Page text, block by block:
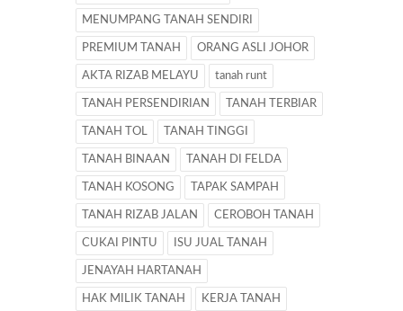
MENUMPANG TANAH SENDIRI
PREMIUM TANAH ORANG ASLI JOHOR
AKTA RIZAB MELAYU tanah runt
TANAH PERSENDIRIAN TANAH TERBIAR
TANAH TOL TANAH TINGGI
TANAH BINAAN TANAH DI FELDA
TANAH KOSONG TAPAK SAMPAH
TANAH RIZAB JALAN CEROBOH TANAH
CUKAI PINTU ISU JUAL TANAH
JENAYAH HARTANAH
HAK MILIK TANAH KERJA TANAH